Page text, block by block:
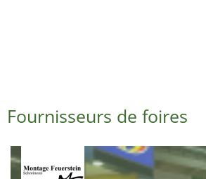
Fournisseurs de foires